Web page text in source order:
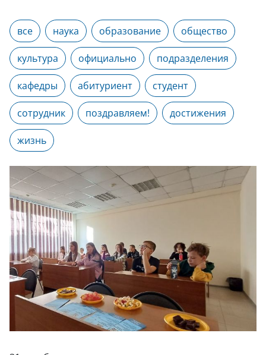
все наука образование общество
культура официально подразделения
кафедры абитуриент студент
сотрудник поздравляем! достижения
жизнь